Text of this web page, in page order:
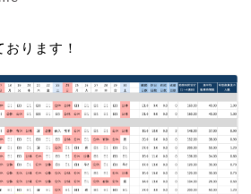
ります！